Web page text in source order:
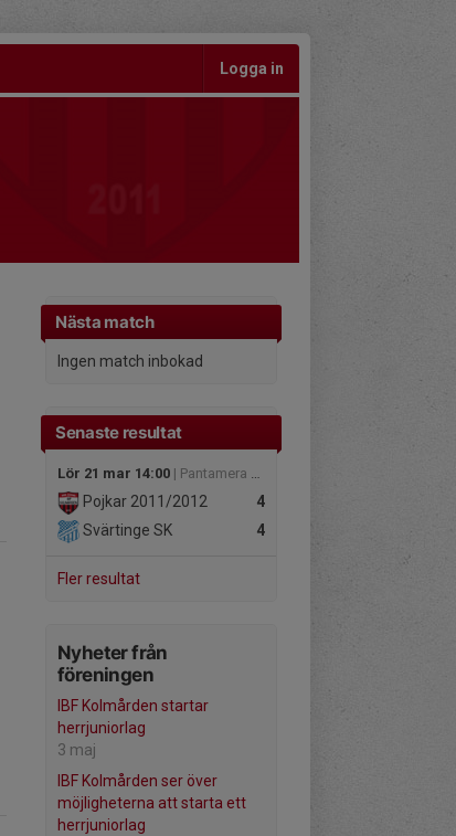
Logga in
Nästa match
Ingen match inbokad
Senaste resultat
Lör 21 mar 14:00 | Pantamera Pojkar Röd Klass F Östra
4
Pojkar 2011/2012
4
Svärtinge SK
Fler resultat
Nyheter från
föreningen
IBF Kolmården startar
herrjuniorlag
3 maj
IBF Kolmården ser över
möjligheterna att starta ett
herrjuniorlag